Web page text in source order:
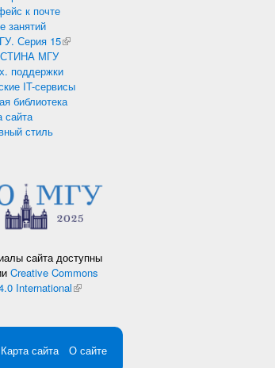
к почте
занятий
Серия 15(внешняя ссылка)
МГУ
поддержки
IT-сервисы
библиотека
сайта
стиль
сайта доступны
Creative Commons
International(внешняя ссылка)
Карта сайта О сайте